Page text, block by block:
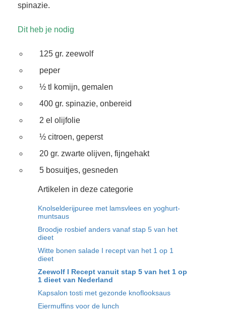
spinazie.
Dit heb je nodig
125 gr. zeewolf
peper
½ tl komijn, gemalen
400 gr. spinazie, onbereid
2 el olijfolie
½ citroen, geperst
20 gr. zwarte olijven, fijngehakt
5 bosuitjes, gesneden
Artikelen in deze categorie
Knolselderijpuree met lamsvlees en yoghurt-
muntsaus
Broodje rosbief anders vanaf stap 5 van het
dieet
Witte bonen salade I recept van het 1 op 1
dieet
Zeewolf I Recept vanuit stap 5 van het 1 op
1 dieet van Nederland
Kapsalon tosti met gezonde knoflooksaus
Eiermuffins voor de lunch